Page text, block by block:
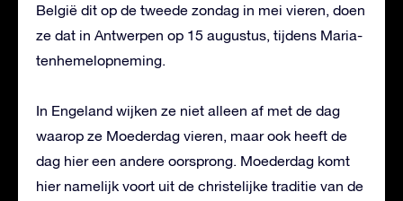
België dit op de tweede zondag in mei vieren, doen
ze dat in Antwerpen op 15 augustus, tijdens Maria-
tenhemelopneming.
In Engeland wijken ze niet alleen af met de dag
waarop ze Moederdag vieren, maar ook heeft de
dag hier een andere oorsprong. Moederdag komt
hier namelijk voort uit de christelijke traditie van de